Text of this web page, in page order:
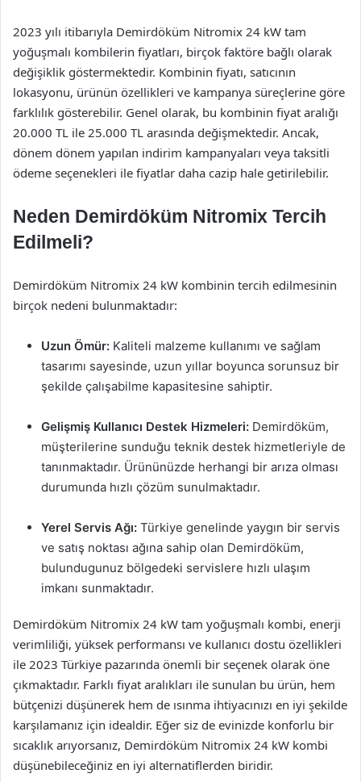
2023 yılı itibarıyla Demirdöküm Nitromix 24 kW tam
yoğuşmalı kombilerin fiyatları, birçok faktöre bağlı olarak
değişiklik göstermektedir. Kombinin fiyatı, satıcının
lokasyonu, ürünün özellikleri ve kampanya süreçlerine göre
farklılık gösterebilir. Genel olarak, bu kombinin fiyat aralığı
20.000 TL ile 25.000 TL arasında değişmektedir. Ancak,
dönem dönem yapılan indirim kampanyaları veya taksitli
ödeme seçenekleri ile fiyatlar daha cazip hale getirilebilir.
Neden Demirdöküm Nitromix Tercih
Edilmeli?
Demirdöküm Nitromix 24 kW kombinin tercih edilmesinin
birçok nedeni bulunmaktadır:
Uzun Ömür: Kaliteli malzeme kullanımı ve sağlam
tasarımı sayesinde, uzun yıllar boyunca sorunsuz bir
şekilde çalışabilme kapasitesine sahiptir.
Gelişmiş Kullanıcı Destek Hizmeleri: Demirdöküm,
müşterilerine sunduğu teknik destek hizmetleriyle de
tanınmaktadır. Ürününüzde herhangi bir arıza olması
durumunda hızlı çözüm sunulmaktadır.
Yerel Servis Ağı: Türkiye genelinde yaygın bir servis
ve satış noktası ağına sahip olan Demirdöküm,
bulundugunuz bölgedeki servislere hızlı ulaşım
imkanı sunmaktadır.
Demirdöküm Nitromix 24 kW tam yoğuşmalı kombi, enerji
verimliliği, yüksek performansı ve kullanıcı dostu özellikleri
ile 2023 Türkiye pazarında önemli bir seçenek olarak öne
çıkmaktadır. Farklı fiyat aralıkları ile sunulan bu ürün, hem
bütçenizi düşünerek hem de ısınma ihtiyacınızı en iyi şekilde
karşılamanız için idealdir. Eğer siz de evinizde konforlu bir
sıcaklık arıyorsanız, Demirdöküm Nitromix 24 kW kombi
düşünebileceğiniz en iyi alternatiflerden biridir.